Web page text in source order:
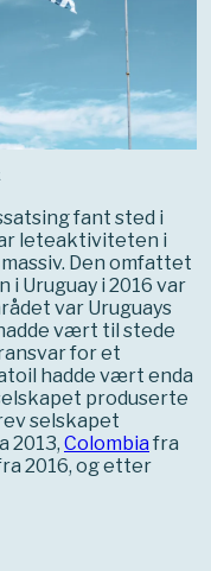
fant sted i
leteaktiviteten i
Den omfattet
Uruguay i 2016 var
var Uruguays
vært til stede
for et
hadde vært enda
produserte
selskapet
2013, Colombia fra
2016, og etter